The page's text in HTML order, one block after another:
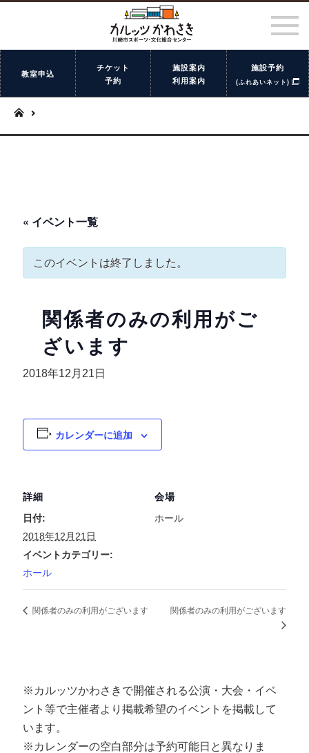
教室申込
チケット
予約
施設案内
利用案内
施設予約
(ふれあいネット)
« イベント一覧
このイベントは終了しました。
関係者のみの利用がご
ざいます
2018年12月21日
カレンダーに追加
詳細
日付:
2018年12月21日
イベントカテゴリー:
ホール
会場
ホール
関係者のみの利用がございます 関係者のみの利用がございます
※カルッツかわさきで開催される公演・大会・イベ
ント等で主催者より掲載希望のイベントを掲載して
います。
※カレンダーの空白部分は予約可能日と異なりま